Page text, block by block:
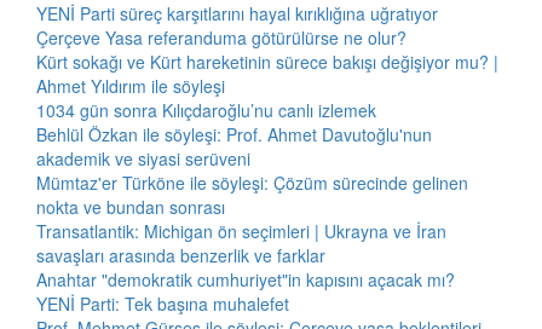
YENİ Parti süreç karşıtlarını hayal kırıklığına uğratıyor
Çerçeve Yasa referanduma götürülürse ne olur?
Kürt sokağı ve Kürt hareketinin sürece bakışı değişiyor mu? |
Ahmet Yıldırım ile söyleşi
1034 gün sonra Kılıçdaroğlu’nu canlı izlemek
Behlül Özkan ile söyleşi: Prof. Ahmet Davutoğlu'nun
akademik ve siyasi serüveni
Mümtaz'er Türköne ile söyleşi: Çözüm sürecinde gelinen
nokta ve bundan sonrası
Transatlantik: Michigan ön seçimleri | Ukrayna ve İran
savaşları arasında benzerlik ve farklar
Anahtar "demokratik cumhuriyet"in kapısını açacak mı?
YENİ Parti: Tek başına muhalefet